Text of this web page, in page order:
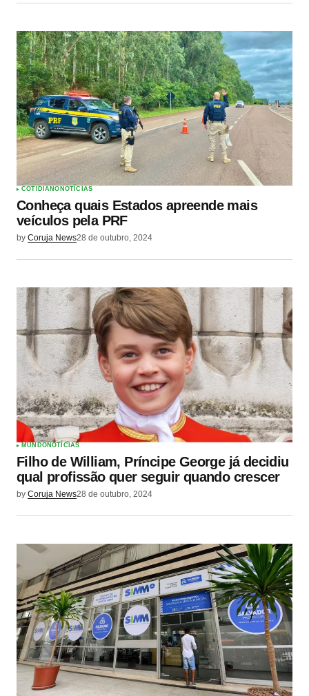
COTIDIANO NOTÍCIAS
Conheça quais Estados apreende mais
veículos pela PRF
by Coruja News28 de outubro, 2024
MUNDONOTÍCIAS
Filho de William, Príncipe George já decidiu
qual profissão quer seguir quando crescer
by Coruja News28 de outubro, 2024